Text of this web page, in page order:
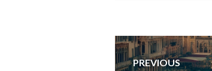
Navigare
PREVIOUS